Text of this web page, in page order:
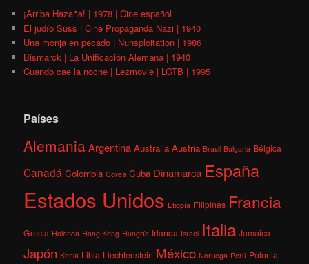
¡Arriba Hazaña! | 1978 | Cine español
El judío Süss | Cine Propaganda Nazi | 1940
Una monja en pecado | Nunsploitation | 1986
Bismarck | La Unificación Alemana | 1940
Cuando cae la noche | Lezmovie | LGTB | 1995
Países
AlemaniaArgentina Australia Austria Brasil Bulgaria Bélgica
Canadá Colombia Corea Cuba Dinamarca España
Estados Unidos Etiopía Filipinas Francia
Grecia Holanda Hong Kong Hungría Irlanda Israel Italia Jamaica
Japón Kenia Libia Liechtenstein México Noruega Perú Polonia